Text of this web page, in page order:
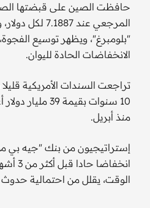
حافظت الصين على قبضتها
"بلومبرغ"، ويظهر توسيع
الانخفاضات الحادة لليوان.
تراجعت السندات الأمريكية
منذ أبريل.
إستراتيجيون من بنك "جيه بي
الوقت، يقلل من احتمالية